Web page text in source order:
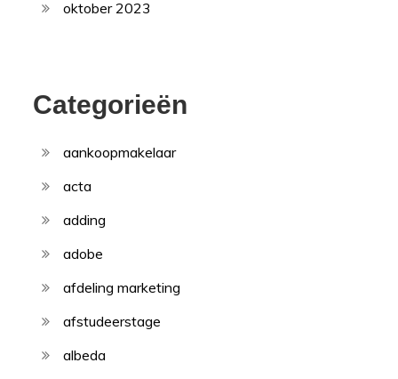
oktober 2023
Categorieën
aankoopmakelaar
acta
adding
adobe
afdeling marketing
afstudeerstage
albeda